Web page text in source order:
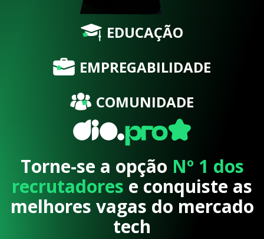
EDUCAÇÃO
EMPREGABILIDADE
COMUNIDADE
Torne-se a opção Nº 1 dos
recrutadores e conquiste as
melhores vagas do mercado
tech